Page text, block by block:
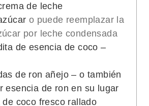
de leche
o puede reemplazar la
por leche condensada
de esencia de coco –
de ron añejo – o también
esencia de ron en su lugar
de coco fresco rallado